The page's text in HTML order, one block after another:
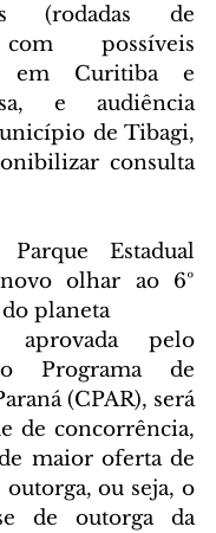
(rodadas de
possíveis
em Curitiba e
e audiência
de Tibagi,
consulta
Estadual
olhar ao 6º
planeta
aprovada pelo
Programa de
(CPAR), será
de concorrência,
maior oferta de
ou seja, o
de outorga da